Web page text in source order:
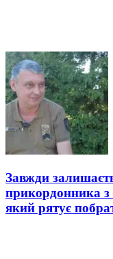
Завжди
прикордонника з
який рятує